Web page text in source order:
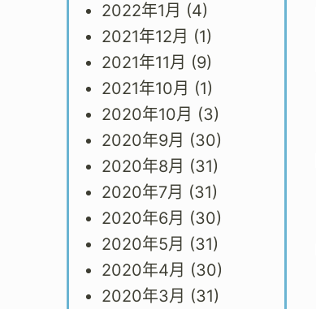
2022年1月 (4)
2021年12月 (1)
2021年11月 (9)
2021年10月 (1)
2020年10月 (3)
2020年9月 (30)
2020年8月 (31)
2020年7月 (31)
2020年6月 (30)
2020年5月 (31)
2020年4月 (30)
2020年3月 (31)